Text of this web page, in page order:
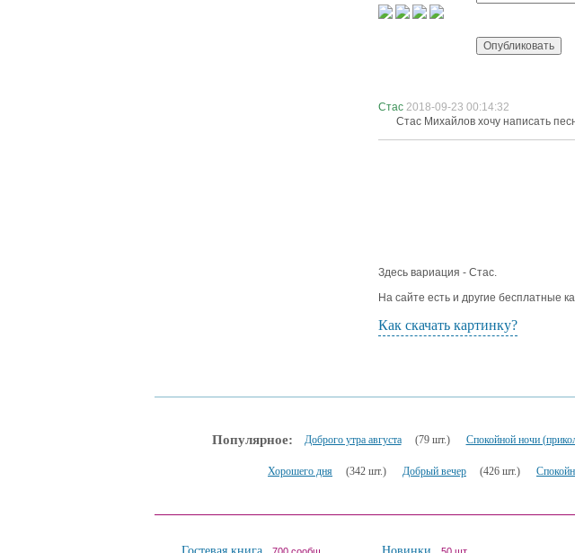
Стас 2018-09-23 00:14:32
Стас Михайлов хочу написать
Здесь вариация - Стас.
На сайте есть и другие бесплатные
Как скачать картинку?
Популярное: Доброго утра августа (79 шт.) Спокойной ночи
Хорошего дня (342 шт.) Добрый вечер (426 шт.)